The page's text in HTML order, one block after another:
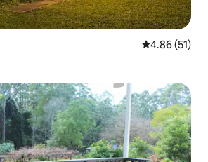
คะแนนเฉลี่ย
4.86 (51)